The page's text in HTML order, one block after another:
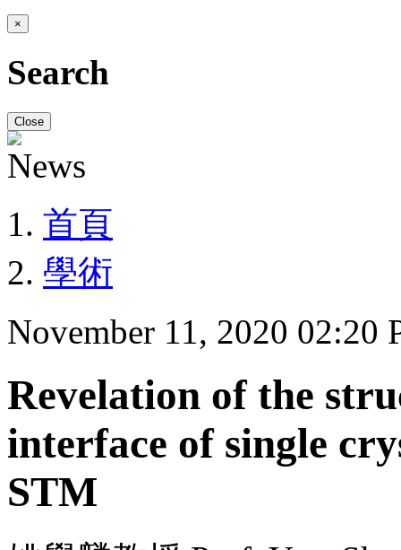
×
Search
Close
首頁
學術
November 11, 2020 02:20
Revelation of the
interface of single
STM